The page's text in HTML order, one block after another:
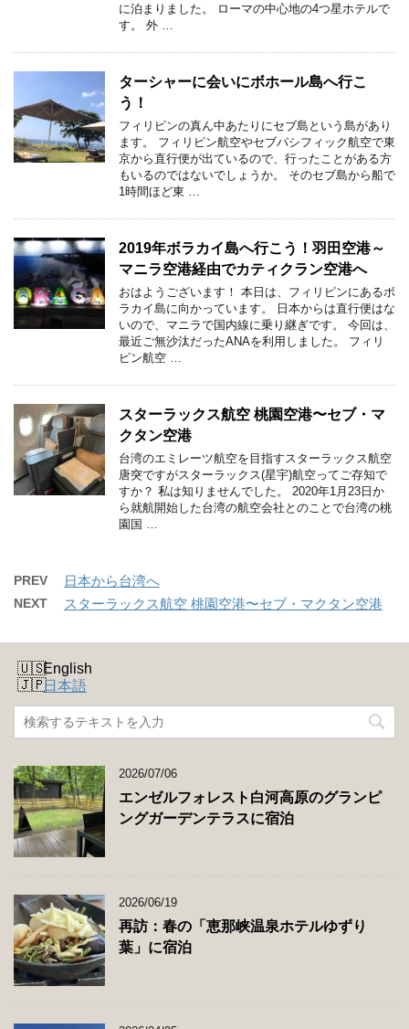
に泊まりました。 ローマの中心地の4つ星ホテルで
す。 外 …
ターシャーに会いにボホール島へ行こ
う！
フィリピンの真ん中あたりにセブ島という島があり
ます。 フィリピン航空やセブパシフィック航空で東
京から直行便が出ているので、行ったことがある方
もいるのではないでしょうか。 そのセブ島から船で
1時間ほど東 …
2019年ボラカイ島へ行こう！羽田空港～
マニラ空港経由でカティクラン空港へ
おはようございます！ 本日は、フィリピンにあるボ
ラカイ島に向かっています。 日本からは直行便はな
いので、マニラで国内線に乗り継ぎです。 今回は、
最近ご無沙汰だったANAを利用しました。 フィリ
ピン航空 …
スターラックス航空 桃園空港〜セブ・マ
クタン空港
台湾のエミレーツ航空を目指すスターラックス航空
唐突ですがスターラックス(星宇)航空ってご存知で
すか？ 私は知りませんでした。 2020年1月23日か
ら就航開始した台湾の航空会社とのことで台湾の桃
園国 …
PREV 日本から台湾へ
NEXT スターラックス航空 桃園空港〜セブ・マクタン空港
English
日本語
2026/07/06
エンゼルフォレスト白河高原のグランピ
ングガーデンテラスに宿泊
2026/06/19
再訪：春の「恵那峡温泉ホテルゆずり
葉」に宿泊